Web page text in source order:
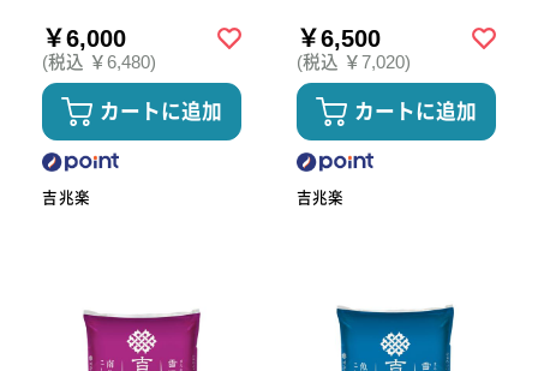
￥6,000
(税込 ￥6,480)
カートに追加
吉兆楽
￥6,500
(税込 ￥7,020)
カートに追加
吉兆楽